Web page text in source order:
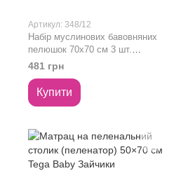
Артикул: 348/12
Набір муслинових бавовняних
пелюшок 70х70 см 3 шт.
Babyono салатовий
481 грн
Купити